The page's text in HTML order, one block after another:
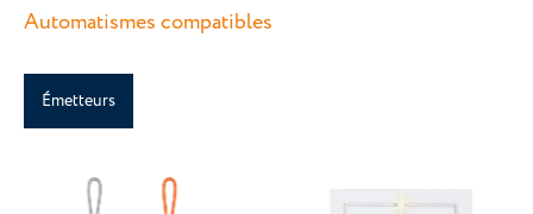
Automatismes compatibles
Émetteurs